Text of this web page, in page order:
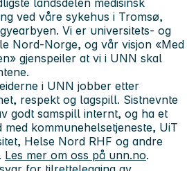
landsdelen medisinsk
ved våre sykehus i Tromsø,
Vi er universitets- og
Nord-Norge, og vår visjon «Med
gjenspeiler at vi i UNN skal
i UNN jobber etter
respekt og lagspill. Sistnevnte
godt samspill internt, og ha et
med kommunehelsetjeneste, UiT
Helse Nord RHF og andre
Les mer om oss på unn.no.